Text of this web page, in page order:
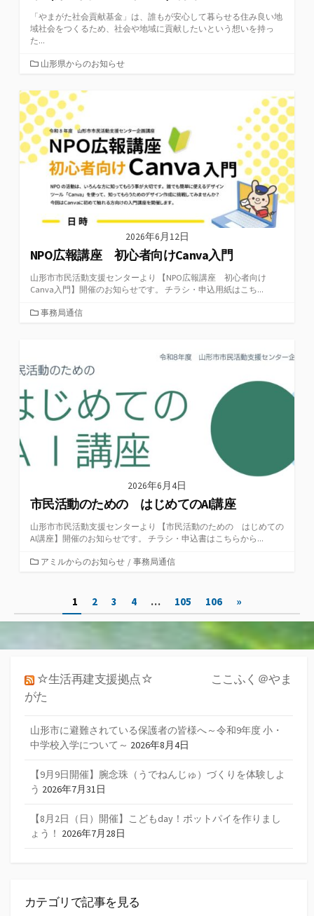
「やまがた社会貢献基金」は、誰もが安心して暮らせる住み良い地
域社会をつくるため、社会や地域に貢献したいという想いを持っ
た...
カ
ゴ
リ
ー
山形県からのお知らせ
2026年6月12日
NPO広報講座 初心者向けCanva入門
山形市市民活動支援センターより 【NPO広報講座 初心者向け
Canva入門】開催のお知らせです。 チラシ・申込用紙はこち...
カ
ー
事務局通信
2026年6月4日
市民活動のための はじめてのAI講座
山形市市民活動支援センターより 【市民活動のための はじめての
AI講座】開催のお知らせです。 チラシ・申込書はこちらから...
カ
ー
アミルからのお知らせ / 事務局通信
稿
ナ
ビ
ゲ
1 2 3 4 … 105 106 »
☆生活再建支援拠点☆ ここふく＠やま
がた
山形市に避難されている保護者の皆様へ～令和9年度 小・
中学校入学について～ 2026年8月4日
【9月9日開催】腕念珠（うでねんじゅ）づくりを体験しよ
う 2026年7月31日
【8月2日（日）開催】こどもday！ポットパイを作りまし
ょう！ 2026年7月28日
カテゴリで記事を見る